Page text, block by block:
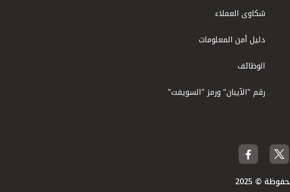
شكاوى العملاء
دليل أمن المعلومات
الوظائف
رقم "الآيبان" ورمز "السويفت"
© 2025